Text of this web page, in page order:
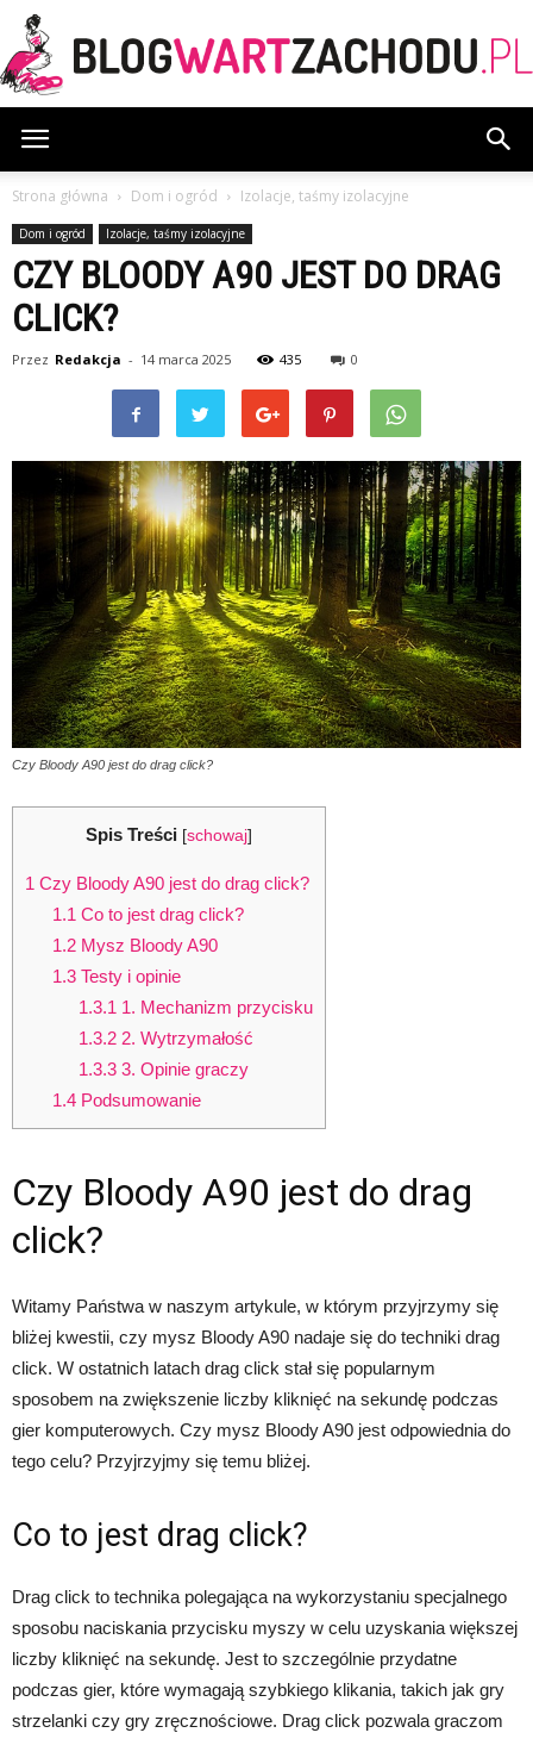
Strona główna Dom i ogród Izolacje, taśmy izolacyjne
Dom i ogród Izolacje, taśmy izolacyjne
CZY BLOODY A90 JEST DO DRAG
CLICK?
Przez Redakcja - 14 marca 2025 435 0
Czy Bloody A90 jest do drag click?
Spis Treści [schowaj]
1 Czy Bloody A90 jest do drag click?
1.1 Co to jest drag click?
1.2Mysz Bloody A90
1.3Testy i opinie
1.3.1 1. Mechanizm przycisku
1.3.2 2. Wytrzymałość
1.3.3 3. Opinie graczy
1.4Podsumowanie
Czy Bloody A90 jest do drag
click?
Witamy Państwa w naszym artykule, w którym przyjrzymy się
bliżej kwestii, czy mysz Bloody A90 nadaje się do techniki drag
click. W ostatnich latach drag click stał się popularnym
sposobem na zwiększenie liczby kliknięć na sekundę podczas
gier komputerowych. Czy mysz Bloody A90 jest odpowiednia do
tego celu? Przyjrzyjmy się temu bliżej.
Co to jest drag click?
Drag click to technika polegająca na wykorzystaniu specjalnego
sposobu naciskania przycisku myszy w celu uzyskania większej
liczby kliknięć na sekundę. Jest to szczególnie przydatne
podczas gier, które wymagają szybkiego klikania, takich jak gry
strzelanki czy gry zręcznościowe. Drag click pozwala graczom